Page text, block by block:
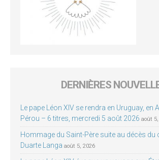
DERNIÈRES
Le pape Léon XIV se rendra en Uruguay, en
Pérou – 6 titres, mercredi 5 août 2026 août
Hommage du Saint-Père suite au décès du
Duarte Langa août 5, 2026